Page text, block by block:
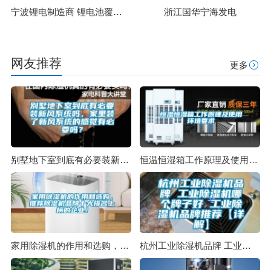
宁波锂电制造商 锂电池覆膜生产车间除湿项目 浙江国华宁海发电
网友推荐 更多
别墅地下室到底有必要装新风系统吗，家里装了新风系统的感觉有必要吗？ 恒温恒湿箱工作原理及使用环境要求
家用除湿机的作用和选购，推荐除湿机品牌十大排名上榜的企业！ 杭州工业除湿机品牌 工业除湿机哪个牌子好 工业除湿机品牌推荐【详解】